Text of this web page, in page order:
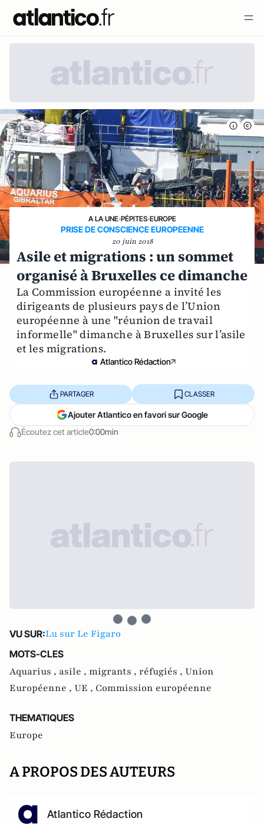
A LA UNE›PÉPITES›EUROPE
PRISE DE CONSCIENCE EUROPEENNE
20 juin 2018
Asile et migrations : un sommet
organisé à Bruxelles ce dimanche
La Commission européenne a invité les
dirigeants de plusieurs pays de l’Union
européenne à une "réunion de travail
informelle" dimanche à Bruxelles sur l’asile
et les migrations.
Atlantico Rédaction
Écoutez cet article0:00min
PARTAGER CLASSER
Ajouter Atlantico en favori sur Google
VU SUR:Lu sur Le Figaro
MOTS-CLES
Aquarius , asile , migrants , réfugiés , Union
Européenne , UE , Commission européenne
THEMATIQUES
Europe
A PROPOS DES AUTEURS
Atlantico Rédaction